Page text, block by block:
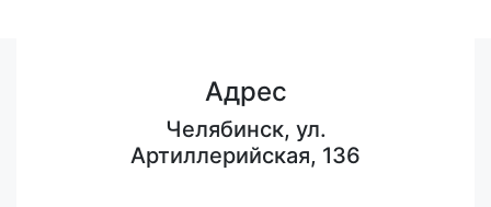
Адрес
Челябинск, ул.
Артиллерийская, 136